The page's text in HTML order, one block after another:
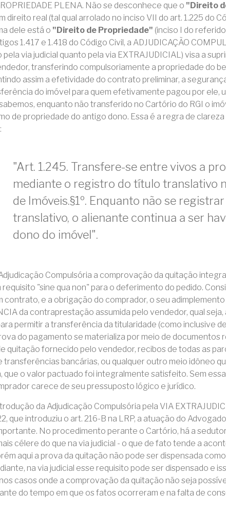
PLENA. Não se desconhece que o "Direito
direito real (tal qual arrolado no inciso VII do art. 1.225 do
dele está o "Direito de Propriedade" (inciso I do referido
1.417 e 1.418 do Código Civil, a ADJUDICAÇÃO
via judicial quanto pela via EXTRAJUDICIAL) visa a
transferindo compulsoriamente a propriedade do
assim a efetividade do contrato preliminar, a
do imóvel para quem efetivamente pagou por ele,
enquanto não transferido no Cartório do RGI o
de propriedade do antigo dono. Essa é a regra de
"Art. 1.245. Transfere-se entre vivos a
mediante o registro do título translativo
de Imóveis.§1º. Enquanto não se
translativo, o alienante continua a ser
dono do imóvel".
Compulsória a comprovação da quitação
requisito "sine qua non" para o deferimento do pedido.
contrato, e a obrigação do comprador, o seu adimplemento
da contraprestação assumida pelo vendedor, qual
permitir a transferência da titularidade (como inclusive
do pagamento se materializa por meio de documentos
quitação fornecido pelo vendedor, recibos de todas as
transferências bancárias, ou qualquer outro meio idôneo
que o valor pactuado foi integralmente satisfeito. Sem
carece de seu pressuposto lógico e jurídico.
da Adjudicação Compulsória pela VIA
que introduziu o art. 216-B na LRP, a atuação do
No procedimento perante o Cartório, há a
célere do que na via judicial - o que de fato tende a
aqui a prova da quitação não pode ser dispensada como
na via judicial esse requisito pode ser dispensado e
casos onde a comprovação da quitação não seja
do tempo em que os fatos ocorreram e na falta de